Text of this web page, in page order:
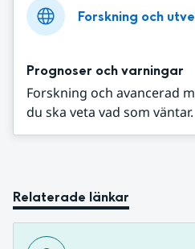
Forskning och
Prognoser och varningar
Forskning och avancerad
du ska veta vad som väntar.
Relaterade länkar